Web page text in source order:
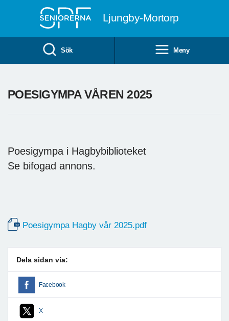
Ljungby-Mortorp
Sök Meny
POESIGYMPA VÅREN 2025
Poesigympa i Hagbybiblioteket
Se bifogad annons.
Poesigympa Hagby vår 2025.pdf
Dela sidan via:
Facebook
X